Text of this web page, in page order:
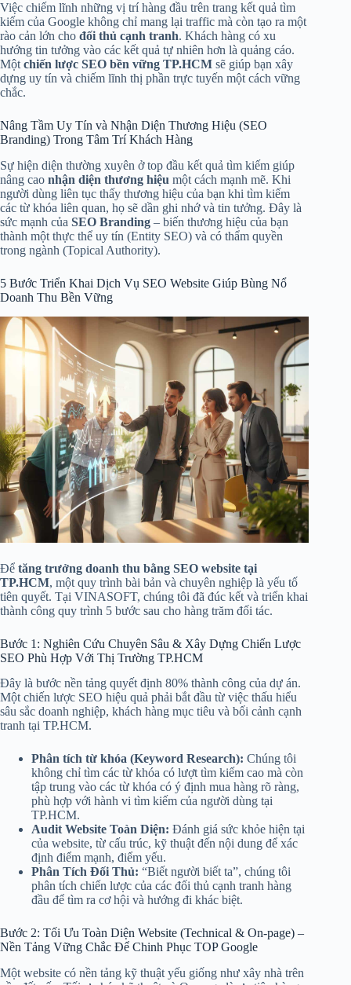
Việc chiếm lĩnh những vị trí hàng đầu trên trang kết quả tìm
kiếm của Google không chỉ mang lại traffic mà còn tạo ra một
rào cản lớn cho đối thủ cạnh tranh. Khách hàng có xu
hướng tin tưởng vào các kết quả tự nhiên hơn là quảng cáo.
Một chiến lược SEO bền vững TP.HCM sẽ giúp bạn xây
dựng uy tín và chiếm lĩnh thị phần trực tuyến một cách vững
chắc.
Nâng Tầm Uy Tín và Nhận Diện Thương Hiệu (SEO
Branding) Trong Tâm Trí Khách Hàng
Sự hiện diện thường xuyên ở top đầu kết quả tìm kiếm giúp
nâng cao nhận diện thương hiệu một cách mạnh mẽ. Khi
người dùng liên tục thấy thương hiệu của bạn khi tìm kiếm
các từ khóa liên quan, họ sẽ dần ghi nhớ và tin tưởng. Đây là
sức mạnh của SEO Branding – biến thương hiệu của bạn
thành một thực thể uy tín (Entity SEO) và có thẩm quyền
trong ngành (Topical Authority).
5 Bước Triển Khai Dịch Vụ SEO Website Giúp Bùng Nổ
Doanh Thu Bền Vững
Để tăng trưởng doanh thu bằng SEO website tại
TP.HCM, một quy trình bài bản và chuyên nghiệp là yếu tố
tiên quyết. Tại VINASOFT, chúng tôi đã đúc kết và triển khai
thành công quy trình 5 bước sau cho hàng trăm đối tác.
Bước 1: Nghiên Cứu Chuyên Sâu & Xây Dựng Chiến Lược
SEO Phù Hợp Với Thị Trường TP.HCM
Đây là bước nền tảng quyết định 80% thành công của dự án.
Một chiến lược SEO hiệu quả phải bắt đầu từ việc thấu hiểu
sâu sắc doanh nghiệp, khách hàng mục tiêu và bối cảnh cạnh
tranh tại TP.HCM.
Phân tích từ khóa (Keyword Research): Chúng tôi
không chỉ tìm các từ khóa có lượt tìm kiếm cao mà còn
tập trung vào các từ khóa có ý định mua hàng rõ ràng,
phù hợp với hành vi tìm kiếm của người dùng tại
TP.HCM.
Audit Website Toàn Diện: Đánh giá sức khỏe hiện tại
của website, từ cấu trúc, kỹ thuật đến nội dung để xác
định điểm mạnh, điểm yếu.
Phân Tích Đối Thủ: “Biết người biết ta”, chúng tôi
phân tích chiến lược của các đối thủ cạnh tranh hàng
đầu để tìm ra cơ hội và hướng đi khác biệt.
Bước 2: Tối Ưu Toàn Diện Website (Technical & On-page) –
Nền Tảng Vững Chắc Để Chinh Phục TOP Google
Một website có nền tảng kỹ thuật yếu giống như xây nhà trên